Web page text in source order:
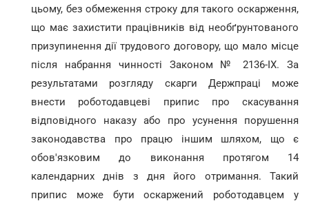
цьому, без обмеження строку для такого оскарження,
що має захистити працівників від необґрунтованого
призупинення дії трудового договору, що мало місце
після набрання чинності Законом № 2136-ІХ. За
результатами розгляду скарги Держпраці може
внести роботодавцеві припис про скасування
відповідного наказу або про усунення порушення
законодавства про працю іншим шляхом, що є
обов'язковим до виконання протягом 14
календарних днів з дня його отримання. Такий
припис може бути оскаржений роботодавцем у